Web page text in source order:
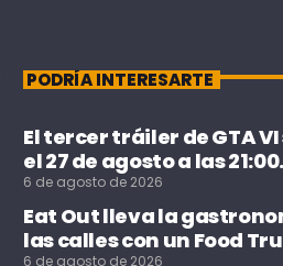
PODRÍA INTERESARTE
El tercer tráiler de GTA
el 27 de agosto a las
6 de agosto de 2026
Eat Out lleva la
las calles con un Food
6 de agosto de 2026